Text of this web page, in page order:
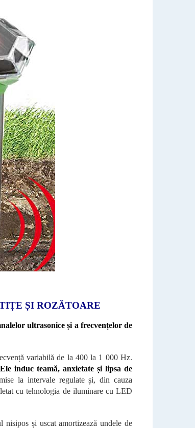
ȘI ROZĂTOARE
ultrasonice și a frecvențelor de
variabilă de la 400 la 1 000 Hz.
induc teamă, anxietate și lipsa de
la intervale regulate și, din cauza
cu tehnologia de iluminare cu LED
și uscat amortizează undele de